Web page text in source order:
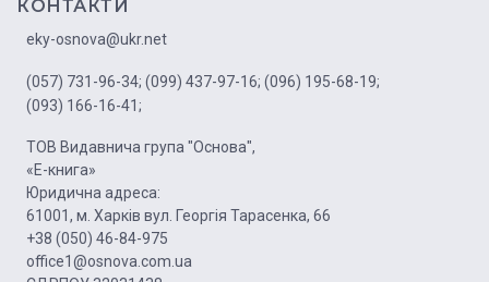
КОНТАКТИ
eky-osnova@ukr.net
(057) 731-96-34; (099) 437-97-16; (096) 195-68-19;
(093) 166-16-41;
ТОВ Видавнича група "Основа",
«Е-книга»
Юридична адреса:
61001, м. Харків вул. Георгія Тарасенка, 66
+38 (050) 46-84-975
office1@osnova.com.ua